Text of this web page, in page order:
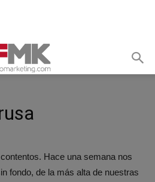
Hace una semana nos
fondo, de la más alta de nuestras